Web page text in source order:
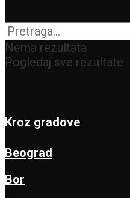
Nema rezultata
Pogledaj sve rezultate
Kroz gradove
Beograd
Bor